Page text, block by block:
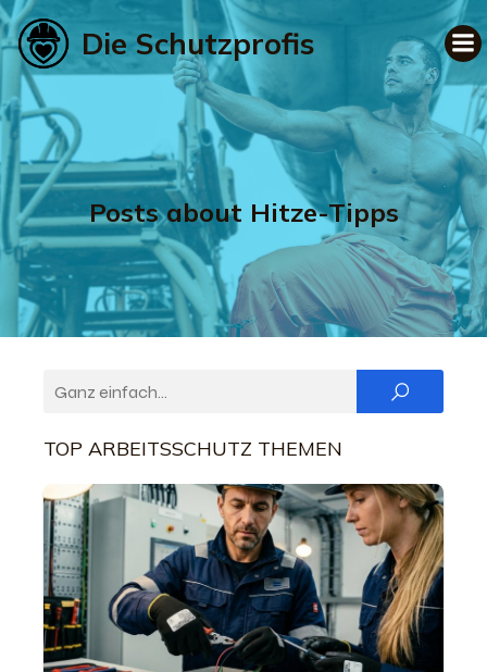
Die Schutzprofis
Posts about Hitze-Tipps
TOP ARBEITSSCHUTZ THEMEN